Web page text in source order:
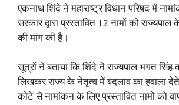
एकनाथ शिंदे ने महाराष्ट्र विधान परिषद में
सरकार द्वारा प्रस्तावित 12 नामों को
की मांग की है।
सूत्रों ने बताया कि शिंदे ने राज्यपाल भगत सिंह
लिखकर राज्य के नेतृत्व में बदलाव का हवाला
कोटे से नामांकन के लिए प्रस्तावित नामों को